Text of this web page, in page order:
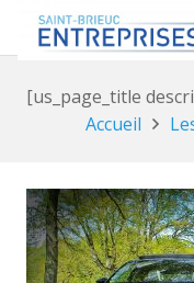
[us_page_title
Accueil